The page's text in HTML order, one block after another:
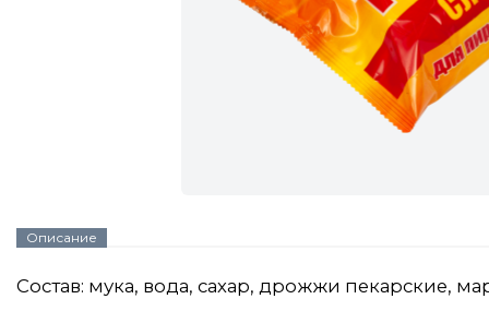
Описание
Состав: мука, вода, сахар, дрожжи пекарские,